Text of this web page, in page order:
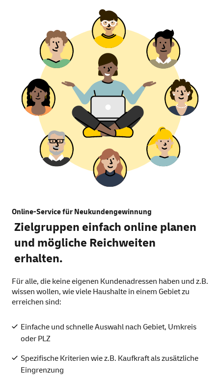
Online-Service für Neukundengewinnung
Zielgruppen einfach online planen
und mögliche Reichweiten
erhalten.
Für alle, die keine eigenen Kundenadressen haben und z.B.
wissen wollen, wie viele Haushalte in einem Gebiet zu
erreichen sind:
Einfache und schnelle Auswahl nach Gebiet, Umkreis
oder PLZ
Spezifische Kriterien wie z.B. Kaufkraft als zusätzliche
Eingrenzung